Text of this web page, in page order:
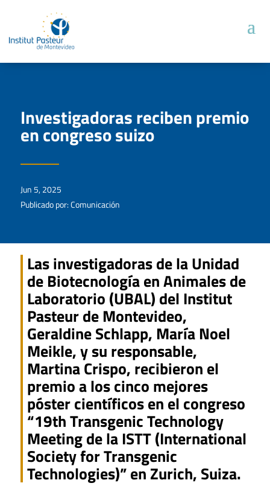
Investigadoras reciben premio
en congreso suizo
Jun 5, 2025
Publicado por: Comunicación
Las investigadoras de la Unidad
de Biotecnología en Animales de
Laboratorio (UBAL) del Institut
Pasteur de Montevideo,
Geraldine Schlapp, María Noel
Meikle, y su responsable,
Martina Crispo, recibieron el
premio a los cinco mejores
póster científicos en el congreso
“19th Transgenic Technology
Meeting de la ISTT (International
Society for Transgenic
Technologies)” en Zurich, Suiza.